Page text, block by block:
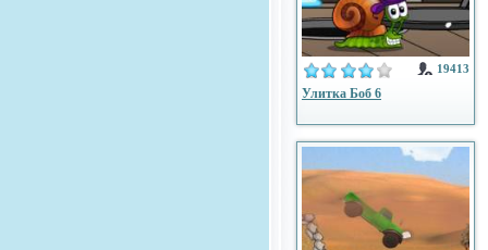
19413
Улитка Боб 6